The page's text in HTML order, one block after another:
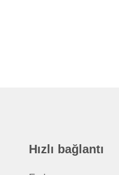
Hızlı bağlantı